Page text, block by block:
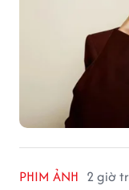
PHIM ẢNH 2 giờ